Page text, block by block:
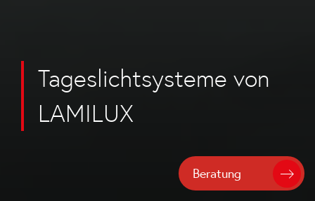
Beratung
Tageslichtsysteme von
LAMILUX